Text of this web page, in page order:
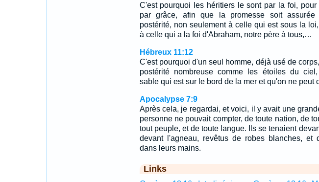
C'est pourquoi les héritiers le sont par la foi,
par grâce, afin que la promesse soit
postérité, non seulement à celle qui est sous la
à celle qui a la foi d'Abraham, notre père à tous,…
Hébreux 11:12
C'est pourquoi d'un seul homme, déjà usé de
postérité nombreuse comme les étoiles du
sable qui est sur le bord de la mer et qu'on ne peut
Apocalypse 7:9
Après cela, je regardai, et voici, il y avait une
personne ne pouvait compter, de toute nation, de
tout peuple, et de toute langue. Ils se tenaient
devant l'agneau, revêtus de robes blanches, et
dans leurs mains.
Links